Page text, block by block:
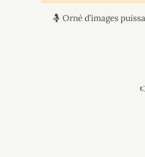
🤱 Orné d’images